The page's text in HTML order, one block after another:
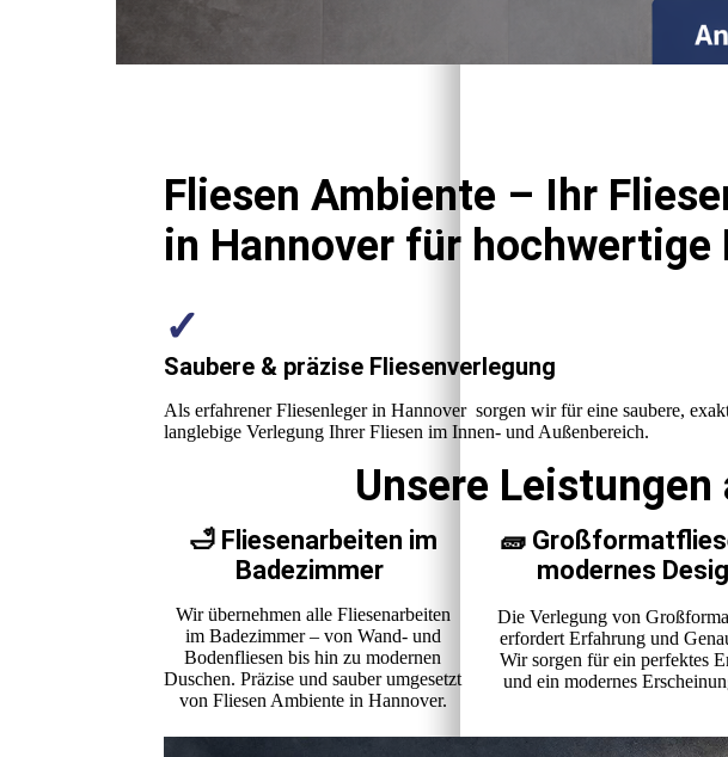
Fliesen Ambiente – Ihr
in Hannover für hochwertige
✓
Saubere & präzise Fliesenverlegung
Als erfahrener Fliesenleger in Hannover sorgen wir für eine saubere,
langlebige Verlegung Ihrer Fliesen im Innen- und Außenbereich.
Unsere
🛁 Fliesenarbeiten im
Badezimmer
Wir übernehmen alle Fliesenarbeiten
im Badezimmer – von Wand- und
Bodenfliesen bis hin zu modernen
Duschen. Präzise und sauber umgesetzt
von Fliesen Ambiente in Hannover.
🧱
modernes
Die Verlegung von
erfordert Erfahrung und
Wir sorgen für ein perfektes
und ein modernes